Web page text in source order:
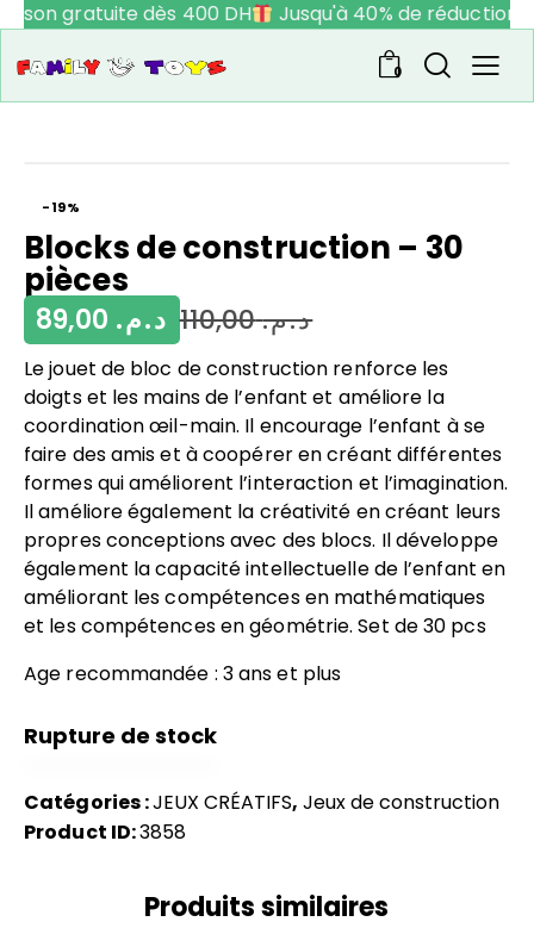
gratuite dès 400 DH Jusqu'à 40% de réduction
0
-19%
Blocks de construction – 30
pièces
د.م.110,00 د.م.
Le jouet de bloc de construction renforce les
doigts et les mains de l’enfant et améliore la
coordination œil-main. Il encourage l’enfant à se
faire des amis et à coopérer en créant différentes
formes qui améliorent l’interaction et l’imagination.
Il améliore également la créativité en créant leurs
propres conceptions avec des blocs. Il développe
également la capacité intellectuelle de l’enfant en
améliorant les compétences en mathématiques
et les compétences en géométrie. Set de 30 pcs
Age recommandée : 3 ans et plus
Rupture de stock
Catégories :JEUX CRÉATIFS, Jeux de construction
Product ID:3858
Produits similaires